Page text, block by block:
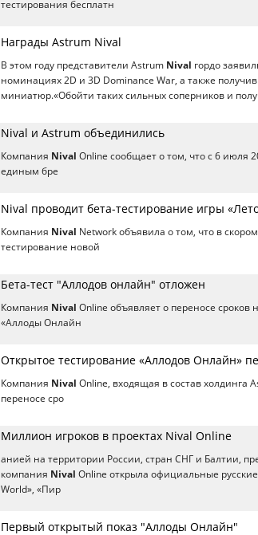
тестирования бесплатн
Награды Astrum Nival
В этом году представители Astrum Nival гордо
номинациях 2D и 3D Dominance War, а также
миниатюр.«Обойти таких сильных соперников и
Nival и Astrum объединились
Компания Nival Online сообщает о том, что с 6 июля
единым бре
Nival проводит бета-тестирование игры
Компания Nival Network объявила о том, что в
тестирование новой
Бета-тест "Аллодов онлайн" отложен
Компания Nival Online объявляет о переносе сроков
«Аллоды Онлайн
Открытое тестирование «Аллодов Онлайн»
Компания Nival Online, входящая в состав холдинга
переносе сро
Миллион игроков в проектах Nival Online
анией на территории России, стран СНГ и Балтии,
компания Nival Online открыла официальные
World», «Пир
Первый открытый показ "Аллоды Онлайн"